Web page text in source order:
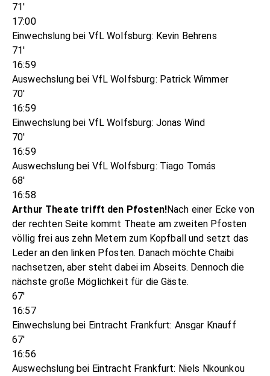
71'
17:00
Einwechslung bei VfL Wolfsburg: Kevin Behrens
71'
16:59
Auswechslung bei VfL Wolfsburg: Patrick Wimmer
70'
16:59
Einwechslung bei VfL Wolfsburg: Jonas Wind
70'
16:59
Auswechslung bei VfL Wolfsburg: Tiago Tomás
68'
16:58
Arthur Theate trifft den Pfosten!Nach einer Ecke von
der rechten Seite kommt Theate am zweiten Pfosten
völlig frei aus zehn Metern zum Kopfball und setzt das
Leder an den linken Pfosten. Danach möchte Chaibi
nachsetzen, aber steht dabei im Abseits. Dennoch die
nächste große Möglichkeit für die Gäste.
67'
16:57
Einwechslung bei Eintracht Frankfurt: Ansgar Knauff
67'
16:56
Auswechslung bei Eintracht Frankfurt: Niels Nkounkou